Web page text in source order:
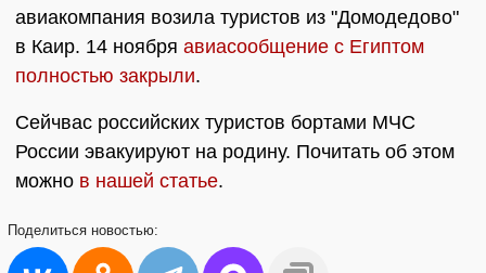
авиакомпания возила туристов из "Домодедово"
в Каир. 14 ноября авиасообщение с Египтом
полностью закрыли.
Сейчвас российских туристов бортами МЧС
России эвакуируют на родину. Почитать об этом
можно в нашей статье.
Поделиться новостью: